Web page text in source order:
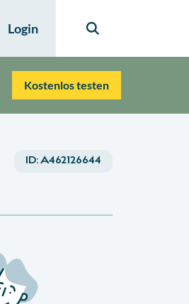
Login
Kostenlos testen
ID:A462126644